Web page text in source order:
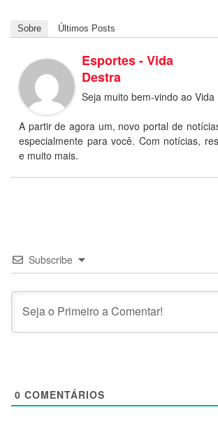
Sobre Últimos Posts
Esportes - Vida
Destra
Seja muito bem-vindo ao
A partir de agora um, novo portal de
especialmente para você. Com notícias,
e muito mais.
Subscribe
0 COMENTÁRIOS